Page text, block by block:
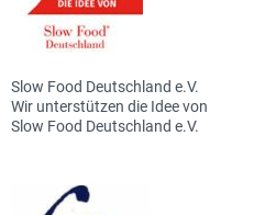
Slow Food Deutschland e.V.
Wir unterstützen die Idee von
Slow Food Deutschland e.V.